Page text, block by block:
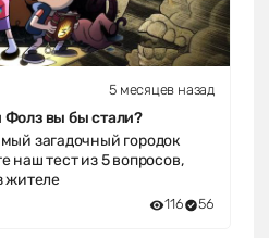
5 месяцев назад
Фолз вы бы стали?
загадочный городок
наш тест из 5 вопросов,
жителе
116 56